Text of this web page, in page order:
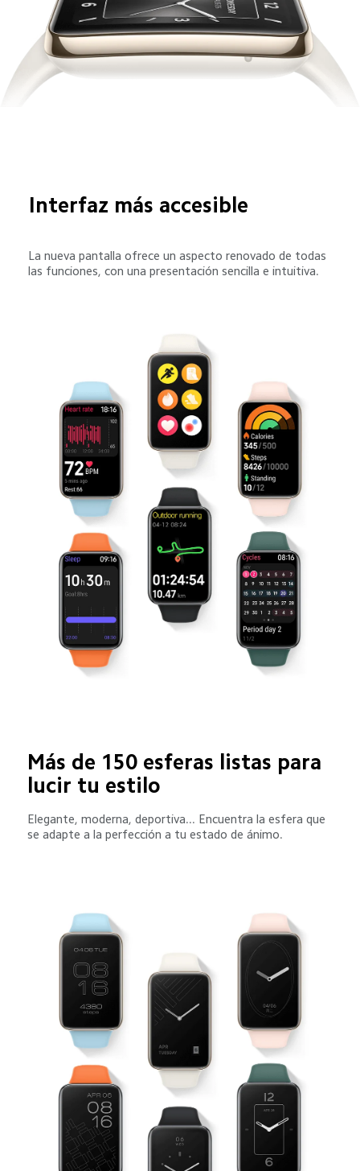
Interfaz más accesible
La nueva pantalla ofrece un aspecto renovado de todas
las funciones, con una presentación sencilla e intuitiva.
Más de 150 esferas listas para
lucir tu estilo
Elegante, moderna, deportiva... Encuentra la esfera que
se adapte a la perfección a tu estado de ánimo.